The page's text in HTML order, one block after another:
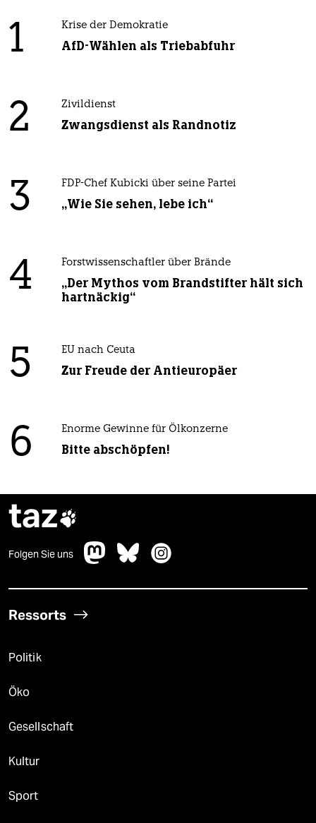
1 Krise der Demokratie
AfD-Wählen als Triebabfuhr
2 Zivildienst
Zwangsdienst als Randnotiz
3 FDP-Chef Kubicki über seine Partei
„Wie Sie sehen, lebe ich“
4 Forstwissenschaftler über Brände
„Der Mythos vom Brandstifter hält sich
hartnäckig“
5 EU nach Ceuta
Zur Freude der Antieuropäer
6 Enorme Gewinne für Ölkonzerne
Bitte abschöpfen!
taz
Folgen Sie uns
Ressorts
Politik
Öko
Gesellschaft
Kultur
Sport